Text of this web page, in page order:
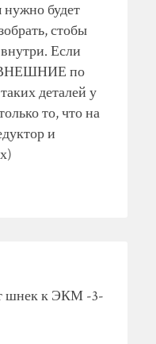
нужно будет
стобы
Если
ВНЕШНИЕ по
деталей у
то, что на
и
шнек к ЭКМ -3-